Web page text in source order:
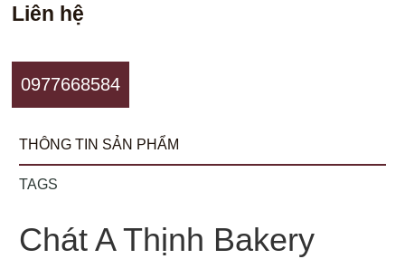
Liên hệ
0977668584
THÔNG TIN SẢN PHẨM
TAGS
Chát A Thịnh Bakery